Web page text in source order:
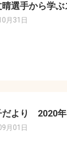
選手から学
月31日
だより 2020
月01日